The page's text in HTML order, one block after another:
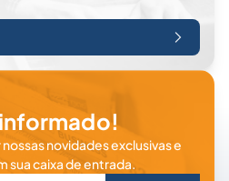
novidades exclusivas e
caixa de entrada.